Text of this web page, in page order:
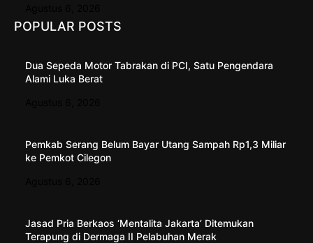
POPULAR POSTS
Dua Sepeda Motor Tabrakan di PCI, Satu Pengendara
Alami Luka Berat
Pemkab Serang Belum Bayar Utang Sampah Rp1,3 Miliar
ke Pemkot Cilegon
Jasad Pria Berkaos ‘Mentalita Jakarta’ Ditemukan
Terapung di Dermaga II Pelabuhan Merak